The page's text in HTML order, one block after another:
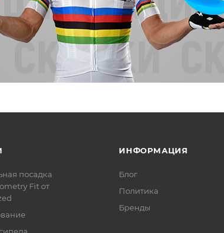
посадка
Fit от
ИНФОРМАЦИЯ
Блог
Политика
Бренды